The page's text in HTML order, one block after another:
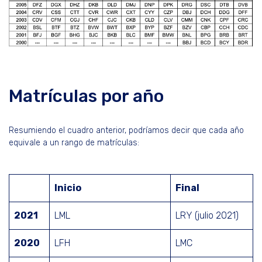
Matrículas por año
Resumiendo el cuadro anterior, podríamos decir que cada año
equivale a un rango de matrículas:
Inicio Final
2021 LML LRY (julio 2021)
2020 LFH LMC